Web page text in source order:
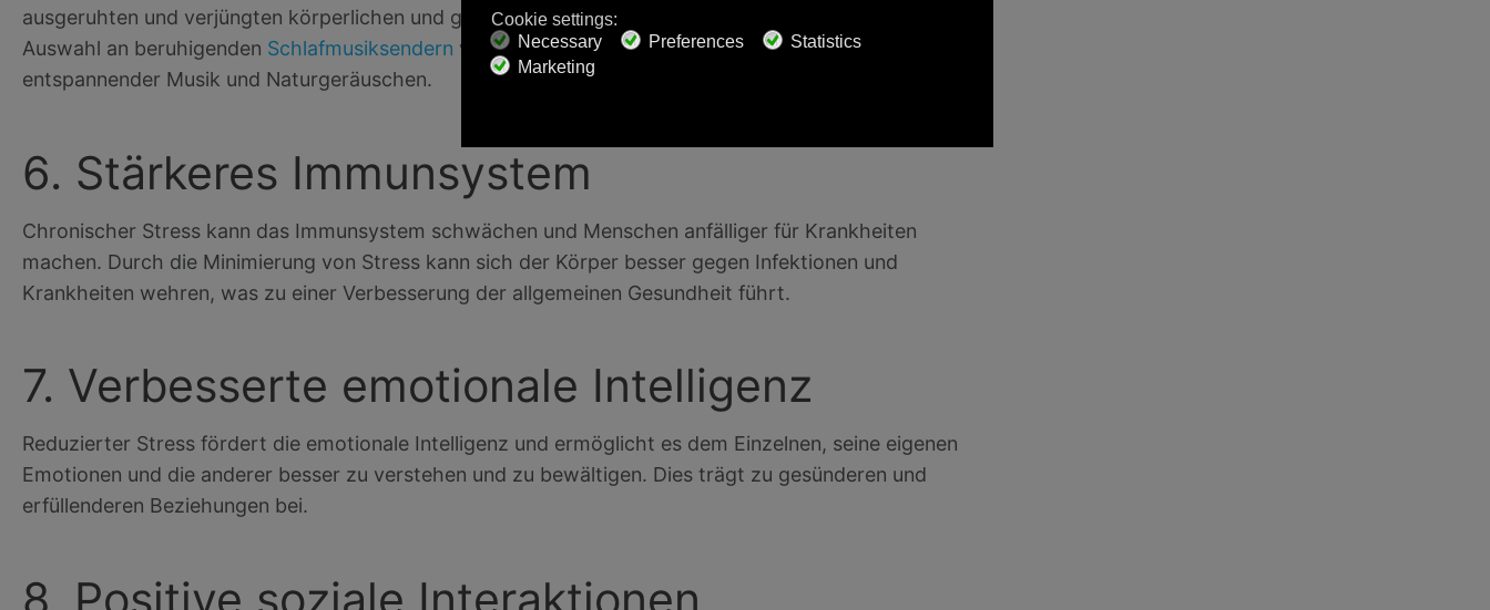
ausgeruhten und verjüngten körperlichen und geistigen Zustand bei. Probieren Sie unsere große
Auswahl an beruhigenden Schlafmusiksendern von geführten Schlafmeditationen bis hin zu
entspannender Musik und Naturgeräuschen.
6. Stärkeres Immunsystem
Chronischer Stress kann das Immunsystem schwächen und Menschen anfälliger für Krankheiten
machen. Durch die Minimierung von Stress kann sich der Körper besser gegen Infektionen und
Krankheiten wehren, was zu einer Verbesserung der allgemeinen Gesundheit führt.
7. Verbesserte emotionale Intelligenz
Reduzierter Stress fördert die emotionale Intelligenz und ermöglicht es dem Einzelnen, seine eigenen
Emotionen und die anderer besser zu verstehen und zu bewältigen. Dies trägt zu gesünderen und
erfüllenderen Beziehungen bei.
8. Positive soziale Interaktionen